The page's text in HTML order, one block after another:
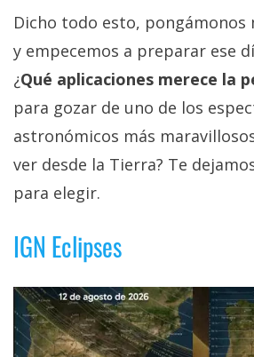
Dicho todo esto, pongámonos
y empecemos a preparar ese
¿Qué aplicaciones merece la
para gozar de uno de los
astronómicos más
ver desde la Tierra? Te
para elegir.
IGN Eclipses